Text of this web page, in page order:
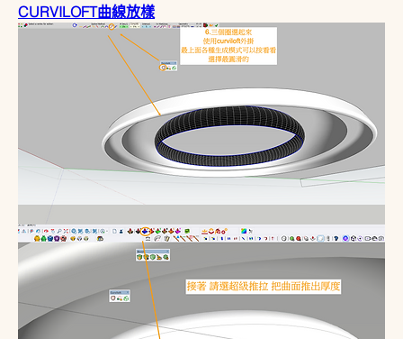
CURVILOFT曲線放樣